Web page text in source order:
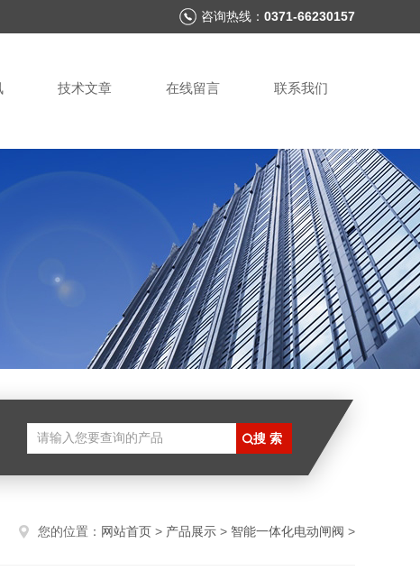
咨询热线： 0371-66230157
技术文章 在线留言 联系我们
您的位置： 网站首页 > 产品展示 > 智能一体化电动闸阀 >